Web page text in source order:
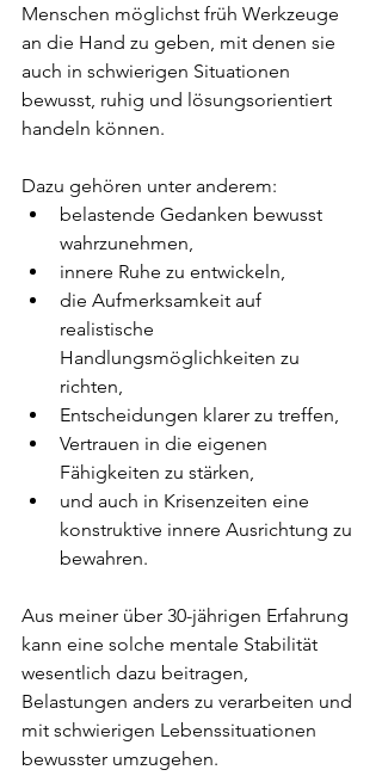
Menschen möglichst früh Werkzeuge
an die Hand zu geben, mit denen sie
auch in schwierigen Situationen
bewusst, ruhig und lösungsorientiert
handeln können.
Dazu gehören unter anderem:
belastende Gedanken bewusst
wahrzunehmen,
innere Ruhe zu entwickeln,
die Aufmerksamkeit auf
realistische
Handlungsmöglichkeiten zu
richten,
Entscheidungen klarer zu treffen,
Vertrauen in die eigenen
Fähigkeiten zu stärken,
und auch in Krisenzeiten eine
konstruktive innere Ausrichtung zu
bewahren.
Aus meiner über 30-jährigen Erfahrung
kann eine solche mentale Stabilität
wesentlich dazu beitragen,
Belastungen anders zu verarbeiten und
mit schwierigen Lebenssituationen
bewusster umzugehen.